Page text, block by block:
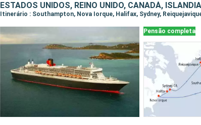
ESTADOS UNIDOS, REINO UNIDO, CANADÁ,
Pensão completa